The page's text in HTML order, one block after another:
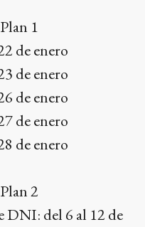
1
de enero
de enero
de enero
de enero
de enero
2
DNI: del 6 al 12 de